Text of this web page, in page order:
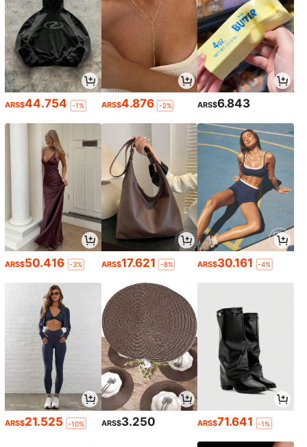
ARS$44.754 -1% ARS$4.876 -2% ARS$6.843
ARS$50.416 -3% ARS$17.621 -8% ARS$30.161 -4%
ARS$21.525 -10% ARS$3.250 ARS$71.641 -1%